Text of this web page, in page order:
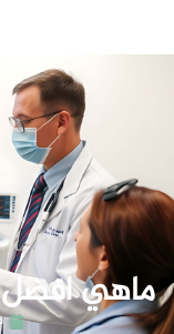
ماهي